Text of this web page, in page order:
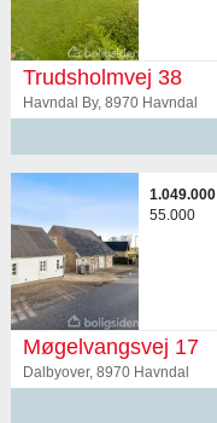
Trudsholmvej 38
Havndal By, 8970 Havndal
1.049.000
55.000
Møgelvangsvej 17
Dalbyover, 8970 Havndal